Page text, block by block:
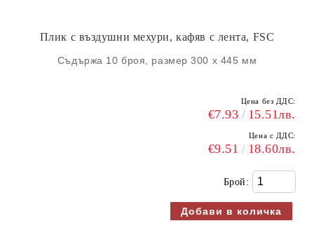
Плик с въздушни мехури, кафяв с лента, FSC
Съдържа 10 броя, размер 300 x 445 мм
Цена без ДДС:
€7.93 15.51лв.
Цена с ДДС:
€9.51 18.60лв.
Брой: